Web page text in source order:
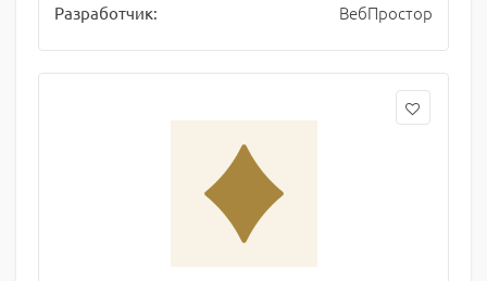
Разработчик: ВебПростор